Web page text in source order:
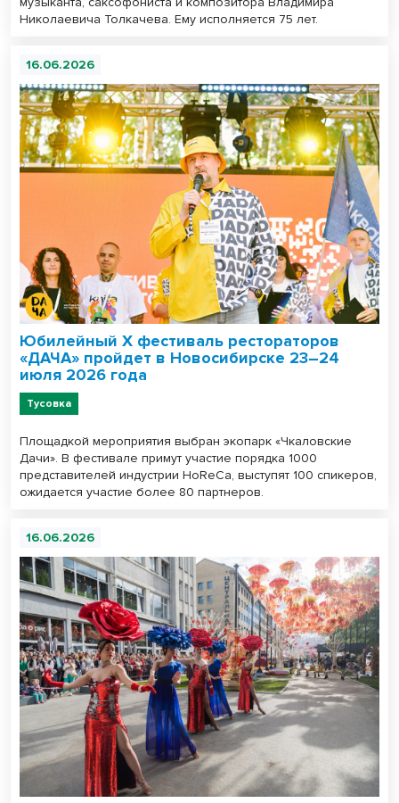
Николаевича Толкачева. Ему исполняется 75 лет.
16.06.2026
Юбилейный X фестиваль рестораторов
«ДАЧА» пройдет в Новосибирске 23–24
июля 2026 года
Тусовка
Площадкой мероприятия выбран экопарк «Чкаловские
Дачи». В фестивале примут участие порядка 1000
представителей индустрии HoReCa, выступят 100 спикеров,
ожидается участие более 80 партнеров.
16.06.2026